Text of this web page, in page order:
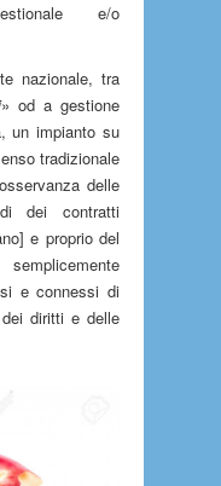
e/o
nazionale, tra
» od a gestione
un impianto su
tradizionale
delle
dei contratti
e proprio del
e connessi di
diritti e delle